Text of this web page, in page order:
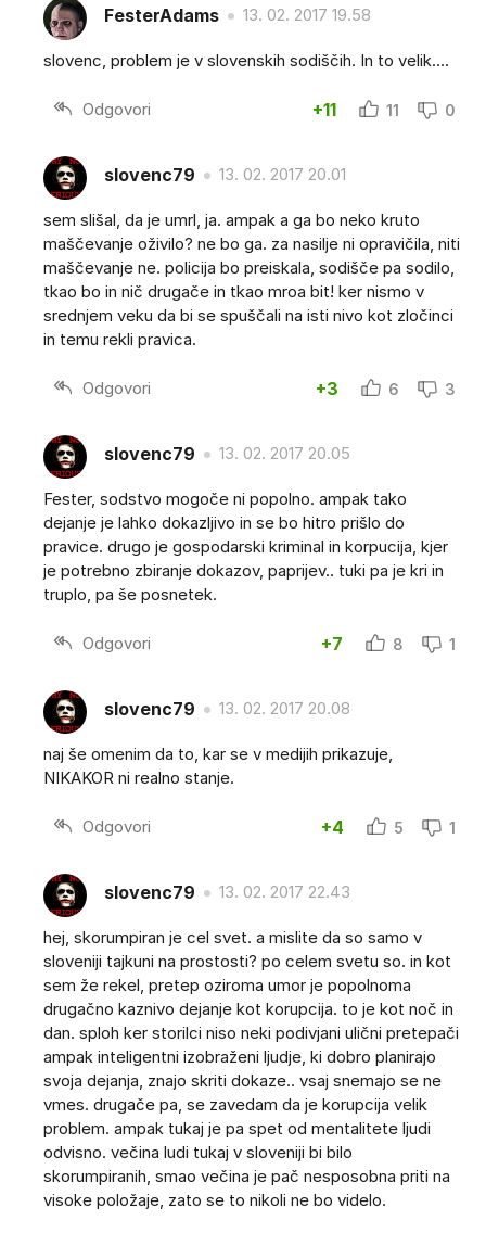
FesterAdams 13. 02. 2017 19.58
slovenc, problem je v slovenskih sodiščih. In to velik....
Odgovori +11 11 0
slovenc79 13. 02. 2017 20.01
sem slišal, da je umrl, ja. ampak a ga bo neko kruto
maščevanje oživilo? ne bo ga. za nasilje ni opravičila, niti
maščevanje ne. policija bo preiskala, sodišče pa sodilo,
tkao bo in nič drugače in tkao mroa bit! ker nismo v
srednjem veku da bi se spuščali na isti nivo kot zločinci
in temu rekli pravica.
Odgovori +3 6 3
slovenc79 13. 02. 2017 20.05
Fester, sodstvo mogoče ni popolno. ampak tako
dejanje je lahko dokazljivo in se bo hitro prišlo do
pravice. drugo je gospodarski kriminal in korpucija, kjer
je potrebno zbiranje dokazov, paprijev.. tuki pa je kri in
truplo, pa še posnetek.
Odgovori +7 8 1
slovenc79 13. 02. 2017 20.08
naj še omenim da to, kar se v medijih prikazuje,
NIKAKOR ni realno stanje.
Odgovori +4 5 1
slovenc79 13. 02. 2017 22.43
hej, skorumpiran je cel svet. a mislite da so samo v
sloveniji tajkuni na prostosti? po celem svetu so. in kot
sem že rekel, pretep oziroma umor je popolnoma
drugačno kaznivo dejanje kot korupcija. to je kot noč in
dan. sploh ker storilci niso neki podivjani ulični pretepači
ampak inteligentni izobraženi ljudje, ki dobro planirajo
svoja dejanja, znajo skriti dokaze.. vsaj snemajo se ne
vmes. drugače pa, se zavedam da je korupcija velik
problem. ampak tukaj je pa spet od mentalitete ljudi
odvisno. večina ludi tukaj v sloveniji bi bilo
skorumpiranih, smao večina je pač nesposobna priti na
visoke položaje, zato se to nikoli ne bo videlo.